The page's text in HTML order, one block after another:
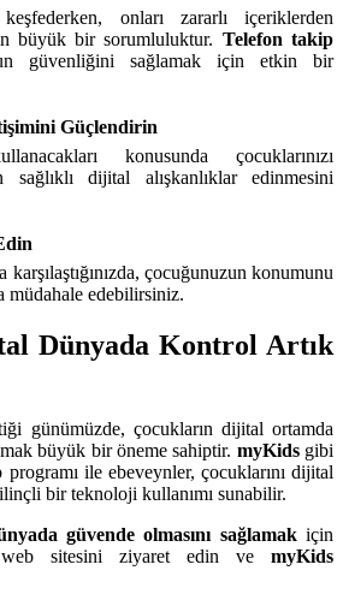
onları zararlı içeriklerden
büyük bir sorumluluktur. Telefon takip
güvenliğini sağlamak için etkin bir
Güçlendirin
konusunda çocuklarınızı
sağlıklı dijital alışkanlıklar edinmesini
çocuğunuzun konumunu
müdahale edebilirsiniz.
Dünyada Kontrol Artık
günümüzde, çocukların dijital ortamda
büyük bir öneme sahiptir. myKidsgibi
ile ebeveynler, çocuklarını dijital
bir teknoloji kullanımı sunabilir.
güvende olmasını sağlamakiçin
sitesini ziyaret edin ve myKids